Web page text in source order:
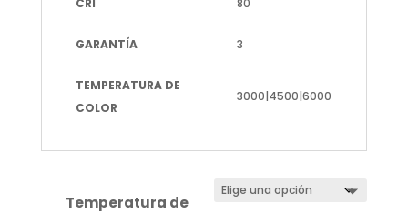
GARANTÍA 3
TEMPERATURA DE
COLOR
3000|4500|6000
Temperatura de